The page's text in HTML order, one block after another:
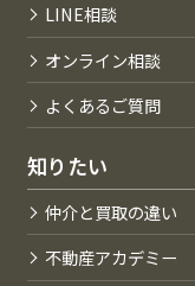
LINE相談
オンライン相談
よくあるご質問
知りたい
仲介と買取の違い
不動産アカデミー